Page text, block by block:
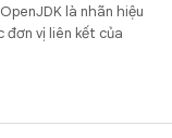
là nhãn hiệu
đơn vị liên kết của